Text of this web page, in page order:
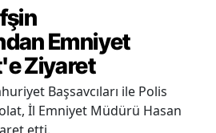
Emniyet
Ziyaret
Başsavcıları ile Polis
İl Emniyet Müdürü Hasan